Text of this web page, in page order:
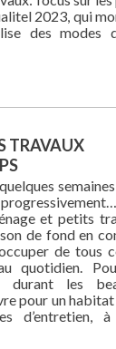
2023, qui
des modes
TRAVAUX
et petits
de fond en
de tous
quotidien.
durant les
pour un
d’entretien,